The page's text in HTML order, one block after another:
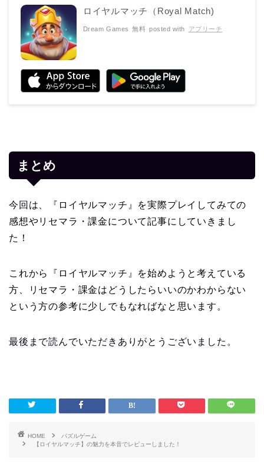
ロイヤルマッチ（Royal Match)
Dream Games 無料 posted with アプリーチ
まとめ
今回は、『ロイヤルマッチ』 を実際プレイしてみての
感想やリセマラ・課金について記事にしていきまし
た！
これから『ロイヤルマッチ』 を始めようと考えている
方、リセマラ・課金はどうしたらいいのかわからない
という方の参考に少しでもなればなと思います。
最後まで読んでいただきありがとうございました。
HOME
パズルゲーム
【ロイヤルマッチ】の魅力を本音でレビューしました！